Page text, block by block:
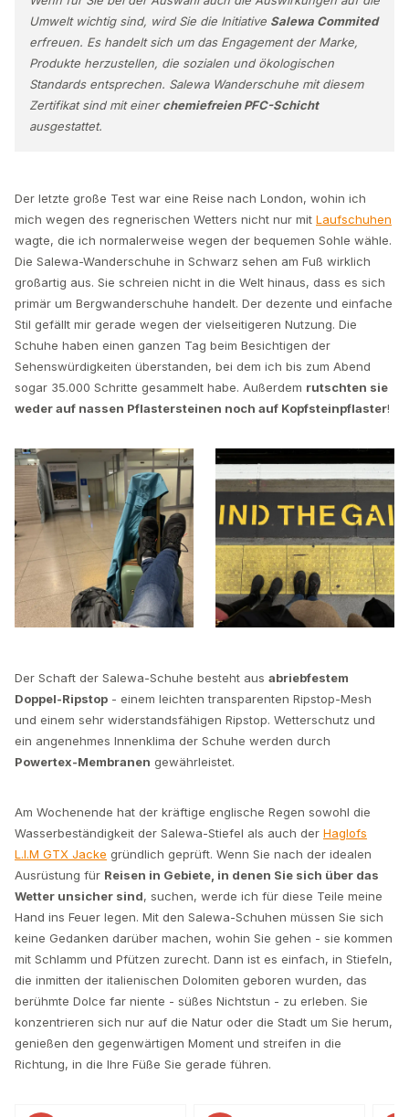
Umwelt wichtig sind, wird Sie die Initiative Salewa Commited
erfreuen. Es handelt sich um das Engagement der Marke,
Produkte herzustellen, die sozialen und ökologischen
Standards entsprechen. Salewa Wanderschuhe mit diesem
Zertifikat sind mit einerchemiefreien PFC-Schicht
ausgestattet.
Der letzte große Test war eine Reise nach London, wohin ich
mich wegen des regnerischen Wetters nicht nur mit Laufschuhen
wagte, die ich normalerweise wegen der bequemen Sohle wähle.
Die Salewa-Wanderschuhe in Schwarz sehen am Fuß wirklich
großartig aus. Sie schreien nicht in die Welt hinaus, dass es sich
primär um Bergwanderschuhe handelt. Der dezente und einfache
Stil gefällt mir gerade wegen der vielseitigeren Nutzung. Die
Schuhe haben einen ganzen Tag beim Besichtigen der
Sehenswürdigkeiten überstanden, bei dem ich bis zum Abend
sogar 35.000 Schritte gesammelt habe. Außerdem rutschten sie
weder auf nassen Pflastersteinen noch auf Kopfsteinpflaster!
Der Schaft der Salewa-Schuhe besteht aus abriebfestem
Doppel-Ripstop - einem leichten transparenten Ripstop-Mesh
und einem sehr widerstandsfähigen Ripstop. Wetterschutz und
ein angenehmes Innenklima der Schuhe werden durch
Powertex-Membranen gewährleistet.
Am Wochenende hat der kräftige englische Regen sowohl die
Wasserbeständigkeit der Salewa-Stiefel als auch der Haglofs
L.I.M GTX Jacke gründlich geprüft. Wenn Sie nach der idealen
Ausrüstung für Reisen in Gebiete, in denen Sie sich über das
Wetter unsicher sind, suchen, werde ich für diese Teile meine
Hand ins Feuer legen. Mit den Salewa-Schuhen müssen Sie sich
keine Gedanken darüber machen, wohin Sie gehen - sie kommen
mit Schlamm und Pfützen zurecht. Dann ist es einfach, in Stiefeln,
die inmitten der italienischen Dolomiten geboren wurden, das
berühmte Dolce far niente - süßes Nichtstun - zu erleben. Sie
konzentrieren sich nur auf die Natur oder die Stadt um Sie herum,
genießen den gegenwärtigen Moment und streifen in die
Richtung, in die Ihre Füße Sie gerade führen.